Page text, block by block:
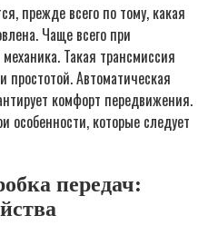
прежде всего по тому, какая
Чаще всего при
Такая трансмиссия
простотой. Автоматическая
комфорт передвижения.
особенности, которые следует
передач: